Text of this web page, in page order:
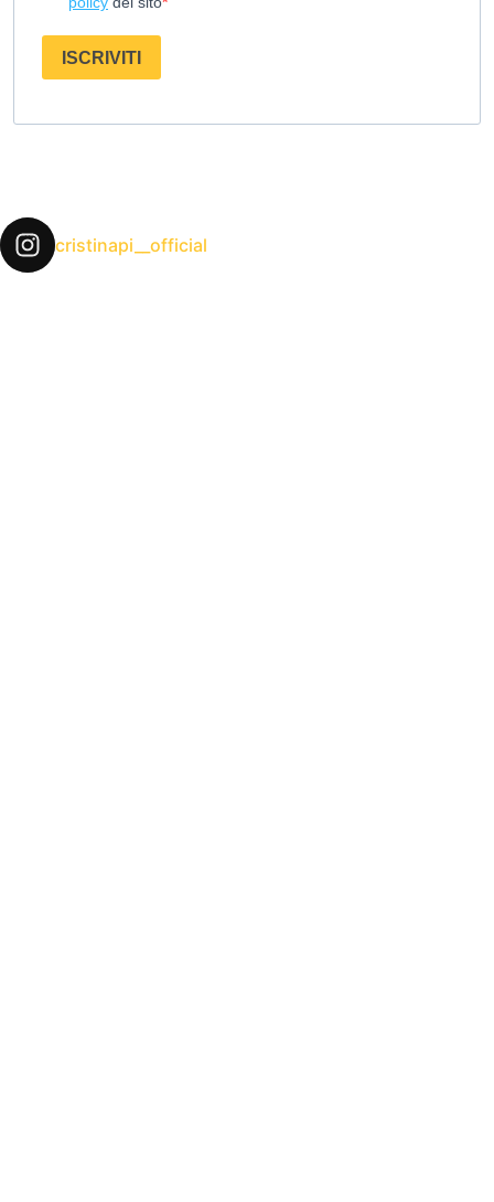
ISCRIVITI
cristinapi__official